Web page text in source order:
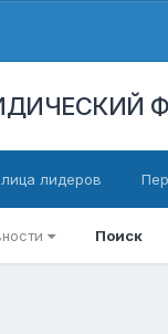
Поиск
лидеров